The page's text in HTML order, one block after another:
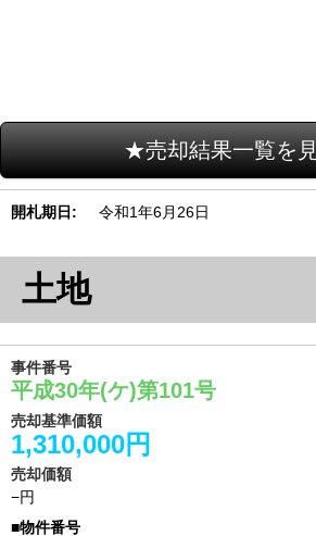
★売却結果一覧を
開札期日 令和1年6月26日
土地
事件番号
平成30年(ケ)第101号
売却基準価額
1,310,000円
売却価額
−円